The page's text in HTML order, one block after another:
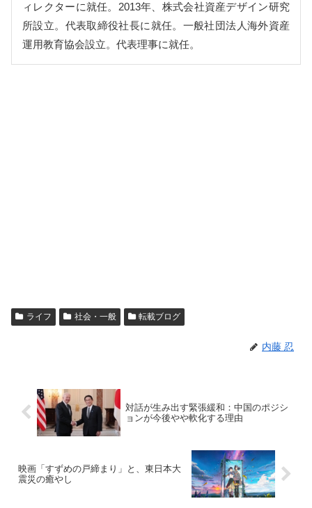
ィレクターに就任。2013年、株式会社資産デザイン研究
所設立。代表取締役社長に就任。一般社団法人海外資産
運用教育協会設立。代表理事に就任。
ライフ 社会・一般 転載ブログ
内藤 忍
対話が生み出す緊張緩和：中国のポジシ
ョンが今後やや軟化する理由
映画「すずめの戸締まり」と、東日本大
震災の癒やし